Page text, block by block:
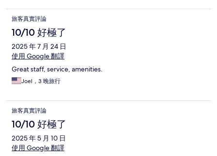
旅客真實評論
10/10 好極了
2025 年 7 月 24 日
使用 Google 翻譯
Great staff, service, amenities.
Joel，3 晚旅行
旅客真實評論
10/10 好極了
2025 年 5 月 10 日
使用 Google 翻譯